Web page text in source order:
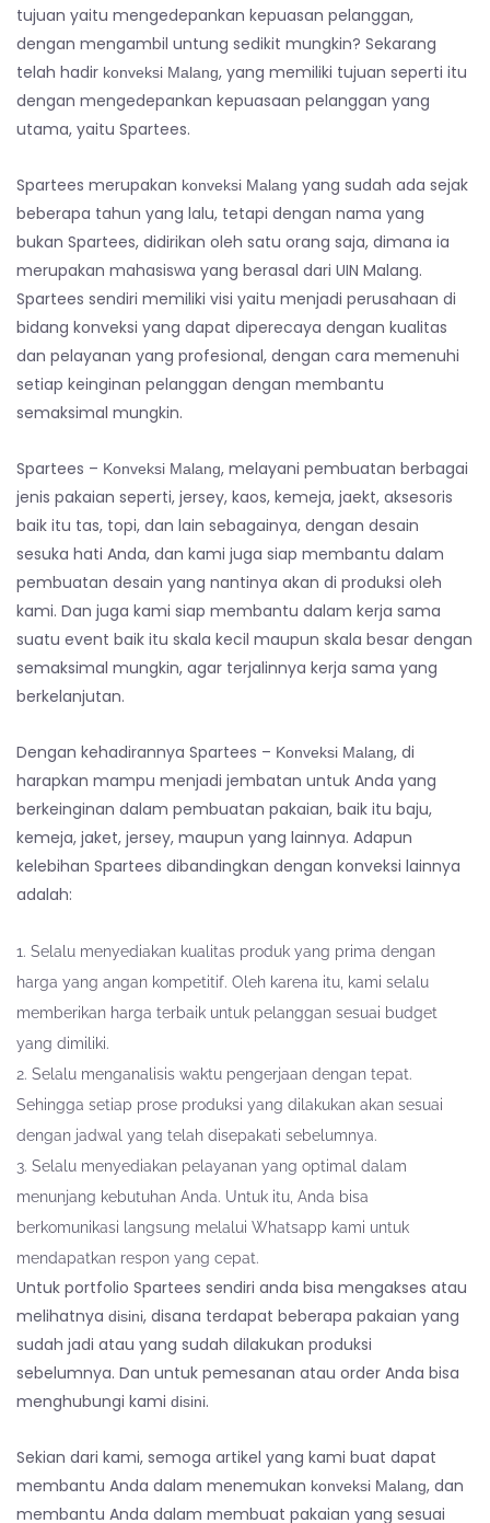
tujuan yaitu mengedepankan kepuasan pelanggan,
dengan mengambil untung sedikit mungkin? Sekarang
telah hadir konveksi Malang, yang memiliki tujuan seperti itu
dengan mengedepankan kepuasaan pelanggan yang
utama, yaitu Spartees.
Spartees merupakan konveksi Malang yang sudah ada sejak
beberapa tahun yang lalu, tetapi dengan nama yang
bukan Spartees, didirikan oleh satu orang saja, dimana ia
merupakan mahasiswa yang berasal dari UIN Malang.
Spartees sendiri memiliki visi yaitu menjadi perusahaan di
bidang konveksi yang dapat diperecaya dengan kualitas
dan pelayanan yang profesional, dengan cara memenuhi
setiap keinginan pelanggan dengan membantu
semaksimal mungkin.
Spartees – Konveksi Malang, melayani pembuatan berbagai
jenis pakaian seperti, jersey, kaos, kemeja, jaekt, aksesoris
baik itu tas, topi, dan lain sebagainya, dengan desain
sesuka hati Anda, dan kami juga siap membantu dalam
pembuatan desain yang nantinya akan di produksi oleh
kami. Dan juga kami siap membantu dalam kerja sama
suatu event baik itu skala kecil maupun skala besar dengan
semaksimal mungkin, agar terjalinnya kerja sama yang
berkelanjutan.
Dengan kehadirannya Spartees – Konveksi Malang, di
harapkan mampu menjadi jembatan untuk Anda yang
berkeinginan dalam pembuatan pakaian, baik itu baju,
kemeja, jaket, jersey, maupun yang lainnya. Adapun
kelebihan Spartees dibandingkan dengan konveksi lainnya
adalah:
Selalu menyediakan kualitas produk yang prima dengan
harga yang angan kompetitif. Oleh karena itu, kami selalu
memberikan harga terbaik untuk pelanggan sesuai budget
yang dimiliki.
Selalu menganalisis waktu pengerjaan dengan tepat.
Sehingga setiap prose produksi yang dilakukan akan sesuai
dengan jadwal yang telah disepakati sebelumnya.
Selalu menyediakan pelayanan yang optimal dalam
menunjang kebutuhan Anda. Untuk itu, Anda bisa
berkomunikasi langsung melalui Whatsapp kami untuk
mendapatkan respon yang cepat.
Untuk portfolio Spartees sendiri anda bisa mengakses atau
melihatnya disini, disana terdapat beberapa pakaian yang
sudah jadi atau yang sudah dilakukan produksi
sebelumnya. Dan untuk pemesanan atau order Anda bisa
menghubungi kami disini.
Sekian dari kami, semoga artikel yang kami buat dapat
membantu Anda dalam menemukan konveksi Malang, dan
membantu Anda dalam membuat pakaian yang sesuai